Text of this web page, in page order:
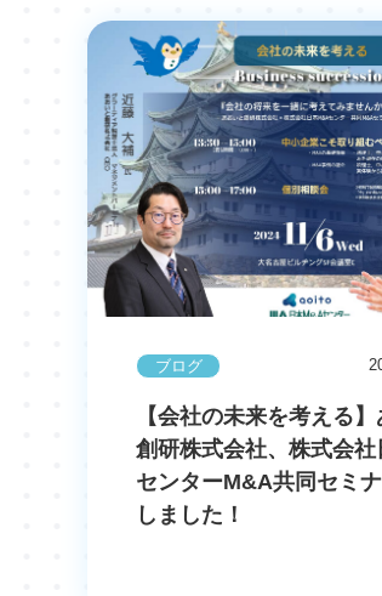
ブログ
【会社の未来を考える
創研株式会社、株式会
センターM&A共同セミ
しました！